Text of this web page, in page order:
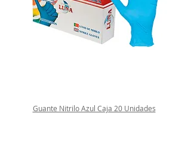
Guante Nitrilo Azul Caja 20 Unidades